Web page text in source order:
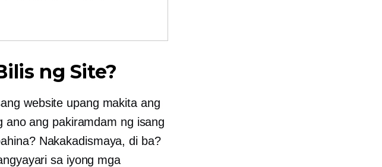
ng Site?
website upang makita ang
ano ang pakiramdam ng isang
Nakakadismaya, di ba?
sa iyong mga